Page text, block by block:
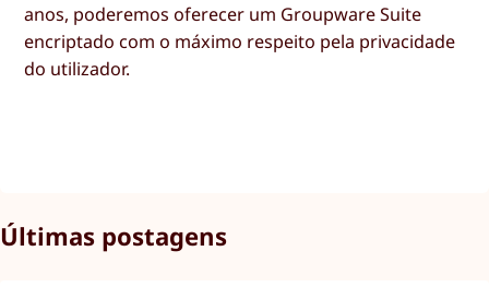
anos, poderemos oferecer um Groupware Suite
encriptado com o máximo respeito pela privacidade
do utilizador.
Últimas postagens